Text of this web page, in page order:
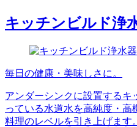
キッチンビルド浄
毎日の健康・美味しさに。
アンダーシンクに設置するキ
っている水道水を高純度・高
料理のレベルを引き上げます。